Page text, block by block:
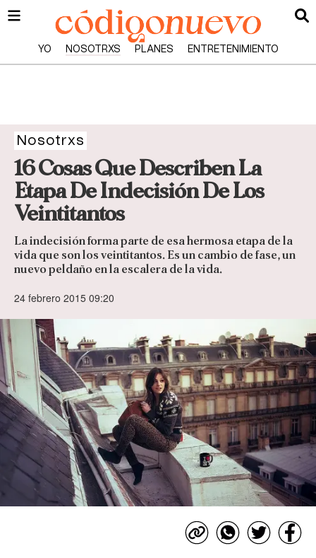
YO NOSOTRXS PLANES ENTRETENIMIENTO
Nosotrxs
16 Cosas Que Describen La
Etapa De Indecisión De Los
Veintitantos
La indecisión forma parte de esa hermosa etapa de la
vida que son los veintitantos. Es un cambio de fase, un
nuevo peldaño en la escalera de la vida.
24 febrero 2015 09:20